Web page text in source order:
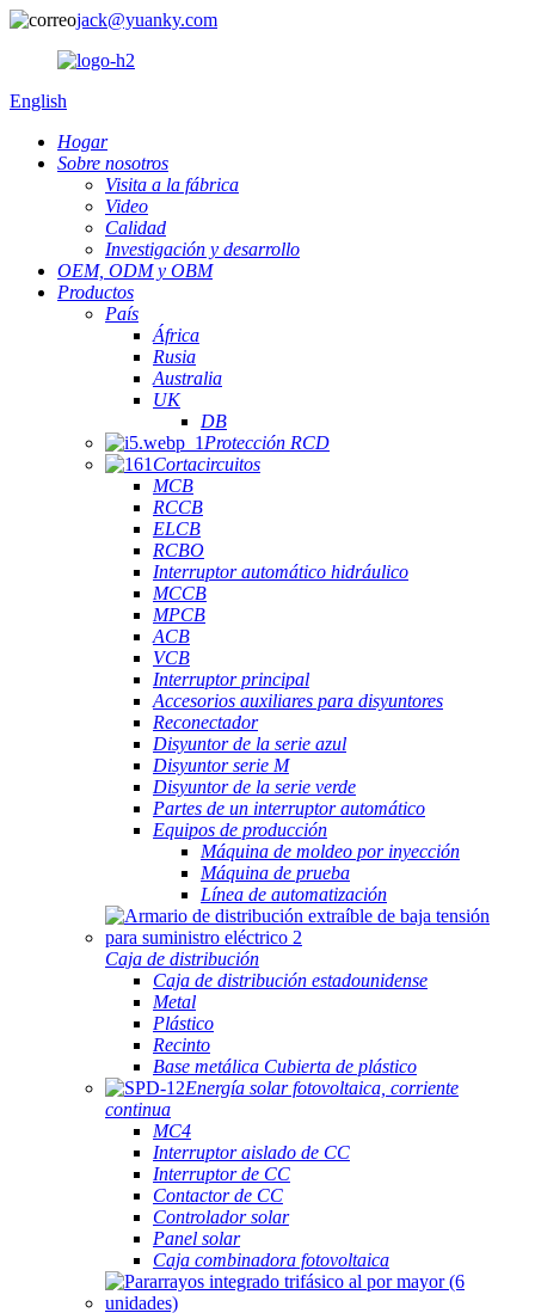
jack@yuanky.com
English
Hogar
Sobre nosotros
Visita a la fábrica
Video
Calidad
Investigación y desarrollo
OEM, ODM y OBM
Productos
País
África
Rusia
Australia
UK
DB
Protección RCD
Cortacircuitos
MCB
RCCB
ELCB
RCBO
Interruptor automático hidráulico
MCCB
MPCB
ACB
VCB
Interruptor principal
Accesorios auxiliares para disyuntores
Reconectador
Disyuntor de la serie azul
Disyuntor serie M
Disyuntor de la serie verde
Partes de un interruptor automático
Equipos de producción
Máquina de moldeo por inyección
Máquina de prueba
Línea de automatización
Caja de distribución
Caja de distribución estadounidense
Metal
Plástico
Recinto
Base metálica Cubierta de plástico
Energía solar fotovoltaica, corriente
continua
MC4
Interruptor aislado de CC
Interruptor de CC
Contactor de CC
Controlador solar
Panel solar
Caja combinadora fotovoltaica